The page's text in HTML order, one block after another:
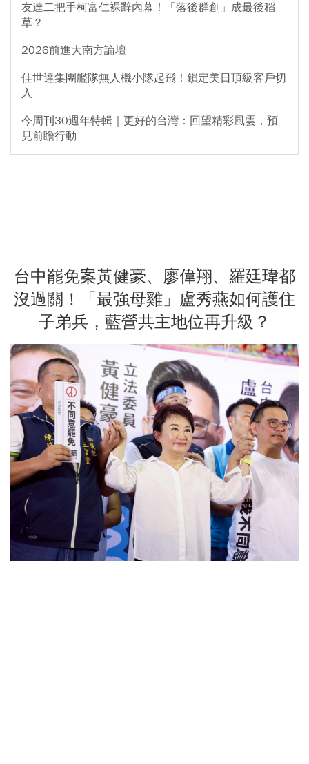
友達二把手柯富仁裸辭內幕！「落後群創」成最後稻
草？
2026前進大南方論壇
佳世達集團艦隊無人機小隊起飛！鎖定美日頂級客戶切
入
今周刊30週年特輯｜更好的台灣：回望精彩風雲，預
見前瞻行動
台中罷免案黃健豪、廖偉翔、羅廷瑋都
沒過關！「最強母雞」盧秀燕如何護住
子弟兵，藍營共主地位再升級？